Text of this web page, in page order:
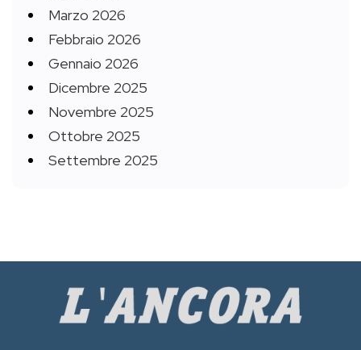
Marzo 2026
Febbraio 2026
Gennaio 2026
Dicembre 2025
Novembre 2025
Ottobre 2025
Settembre 2025